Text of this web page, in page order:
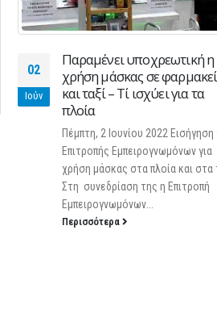
02
Ιούν
Παραμένει υποχρεωτική η
χρήση μάσκας σε
και ταξί – Τί ισχύει για τα
πλοία
Πέμπτη, 2 Ιουνίου 2022 Εισήγηση
Επιτροπής Εμπειρογνωμόνων για
χρήση μάσκας στα πλοία και στα
Στη συνεδρίαση της η Επιτροπή
Εμπειρογνωμόνων...
Περισσότερα